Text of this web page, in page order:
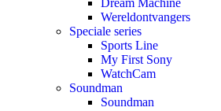
Wereldontvangers
Speciale series
Sports Line
My First Sony
WatchCam
Soundman
Soundman